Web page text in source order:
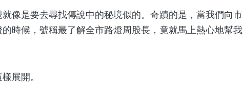
是要去尋找傳說中的秘境似的。奇蹟的是，當我們向市
時候，號稱最了解全市路燈周股長，竟就馬上熱心地幫我
展開。